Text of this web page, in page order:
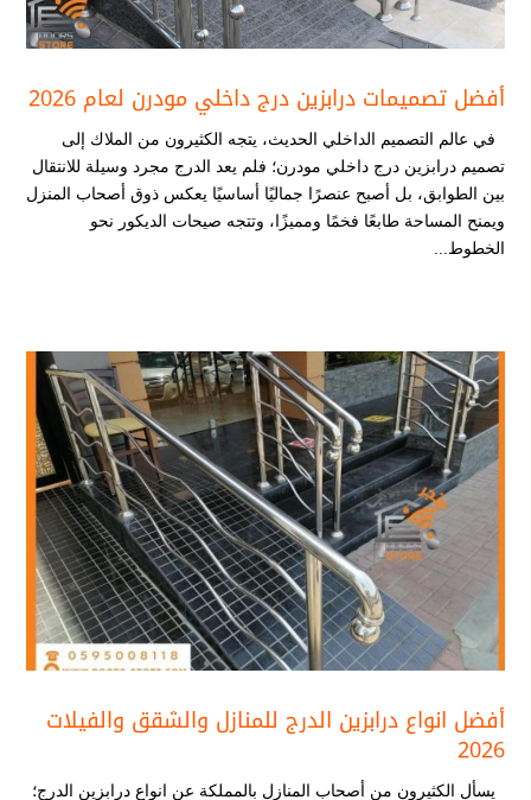
أفضل تصميمات درابزين درج داخلي مودرن​ لعام 2026
في عالم التصميم الداخلي الحديث، يتجه الكثيرون من الملاك إلى
تصميم درابزين درج داخلي مودرن​؛ فلم يعد الدرج مجرد وسيلة للانتقال
بين الطوابق، بل أصبح عنصرًا جماليًا أساسيًا يعكس ذوق أصحاب المنزل
ويمنح المساحة طابعًا فخمًا ومميزًا، وتتجه صيحات الديكور نحو
الخطوط...
أفضل انواع درابزين الدرج​ للمنازل والشقق والفيلات
2026
يسأل الكثيرون من أصحاب المنازل بالمملكة عن انواع درابزين الدرج​؛